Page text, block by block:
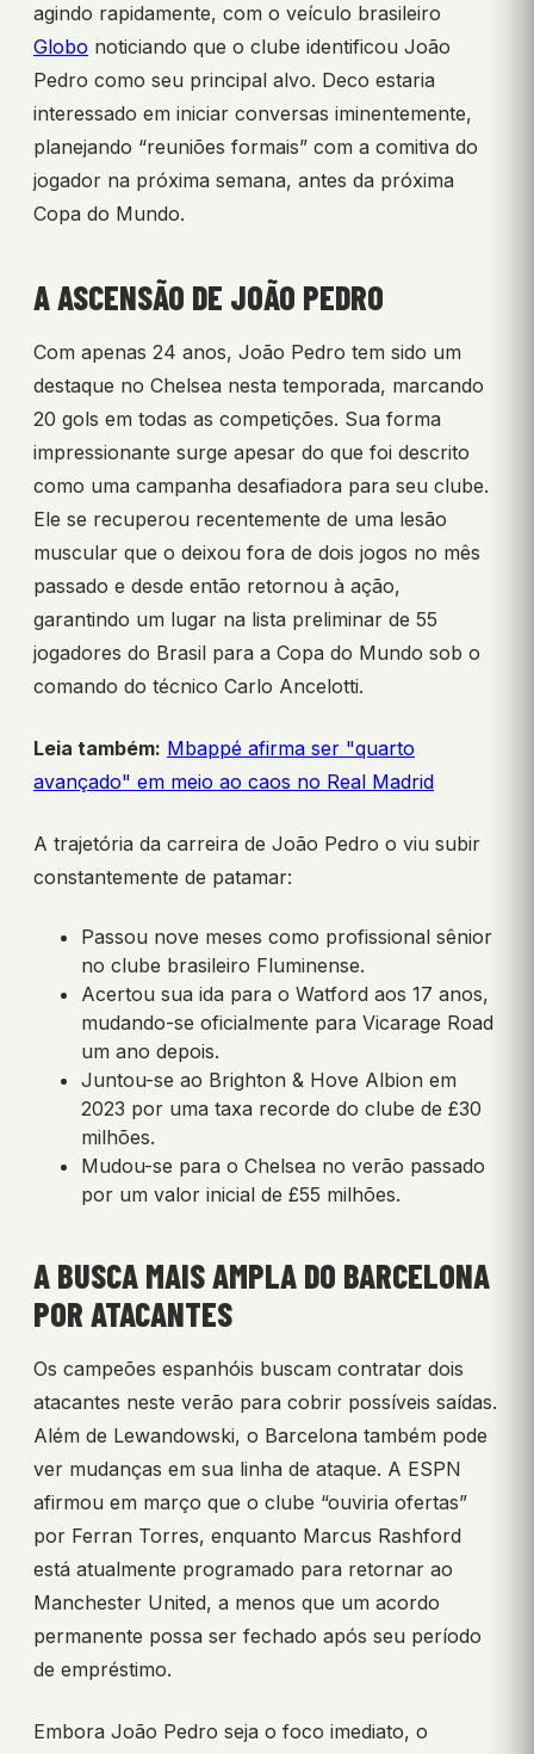
agindo rapidamente, com o veículo brasileiro
Globo noticiando que o clube identificou João
Pedro como seu principal alvo. Deco estaria
interessado em iniciar conversas iminentemente,
planejando “reuniões formais” com a comitiva do
jogador na próxima semana, antes da próxima
Copa do Mundo.
A ASCENSÃO DE JOÃO PEDRO
Com apenas 24 anos, João Pedro tem sido um
destaque no Chelsea nesta temporada, marcando
20 gols em todas as competições. Sua forma
impressionante surge apesar do que foi descrito
como uma campanha desafiadora para seu clube.
Ele se recuperou recentemente de uma lesão
muscular que o deixou fora de dois jogos no mês
passado e desde então retornou à ação,
garantindo um lugar na lista preliminar de 55
jogadores do Brasil para a Copa do Mundo sob o
comando do técnico Carlo Ancelotti.
Leia também: Mbappé afirma ser "quarto
avançado" em meio ao caos no Real Madrid
A trajetória da carreira de João Pedro o viu subir
constantemente de patamar:
Passou nove meses como profissional sênior
no clube brasileiro Fluminense.
Acertou sua ida para o Watford aos 17 anos,
mudando-se oficialmente para Vicarage Road
um ano depois.
Juntou-se ao Brighton & Hove Albion em
2023 por uma taxa recorde do clube de £30
milhões.
Mudou-se para o Chelsea no verão passado
por um valor inicial de £55 milhões.
A BUSCA MAIS AMPLA DO BARCELONA
POR ATACANTES
Os campeões espanhóis buscam contratar dois
atacantes neste verão para cobrir possíveis saídas.
Além de Lewandowski, o Barcelona também pode
ver mudanças em sua linha de ataque. A ESPN
afirmou em março que o clube “ouviria ofertas”
por Ferran Torres, enquanto Marcus Rashford
está atualmente programado para retornar ao
Manchester United, a menos que um acordo
permanente possa ser fechado após seu período
de empréstimo.
Embora João Pedro seja o foco imediato, o